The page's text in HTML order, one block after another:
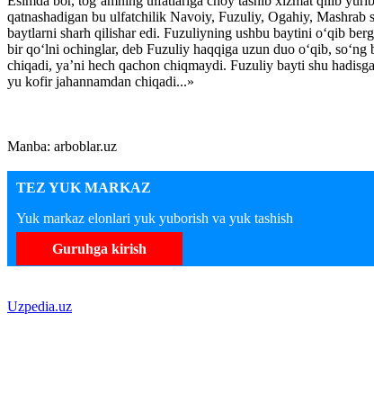
qatnashadigan bu ulfatchilik Navoiy, Fuzuliy, Ogahiy, Mashrab
baytlarni sharh qilishar edi. Fuzuliyning ushbu baytini o‘qib
bir qo‘lni ochinglar, deb Fuzuliy haqqiga uzun duo o‘qib,
chiqadi, ya’ni hech qachon chiqmaydi. Fuzuliy bayti shu
yu kofir jahannamdan chiqadi...»
Manba: arboblar.uz
TEZ YUK MARKAZ
Yuk markaz elonlari yuk yuborish va yuk tashish
Guruhga kirish
Uzpedia.uz